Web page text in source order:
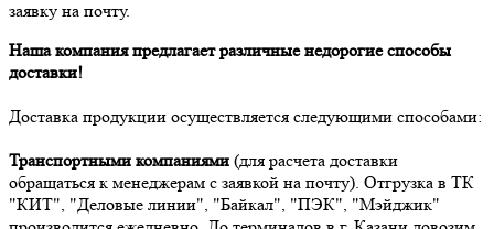
заявку на почту.
Наша компания предлагает различные недорогие способы
доставки!
Доставка продукции осуществляется следующими способами:
Транспортными компаниями (для расчета доставки
обращаться к менеджерам с заявкой на почту). Отгрузка в ТК
"КИТ", "Деловые линии", "Байкал", "ПЭК", "Мэйджик"